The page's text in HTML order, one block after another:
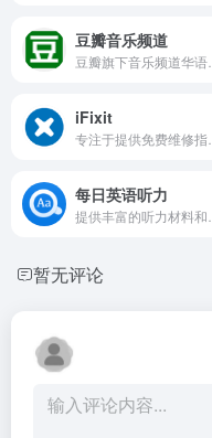
豆瓣音乐频道
iFixit
每日英语听力
暂无评论